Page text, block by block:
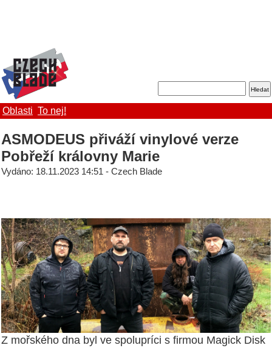
Oblasti To nej!
ASMODEUS přiváží vinylové verze
Pobřeží královny Marie
Vydáno: 18.11.2023 14:51 - Czech Blade
Z mořského dna byl ve spolupríci s firmou Magick Disk